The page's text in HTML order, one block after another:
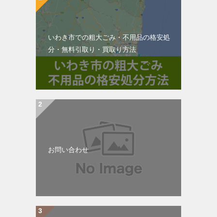
いわき市での粗大ごみ・不用品の格安処
分・無料引取り・買取り方法
お問い合わせ